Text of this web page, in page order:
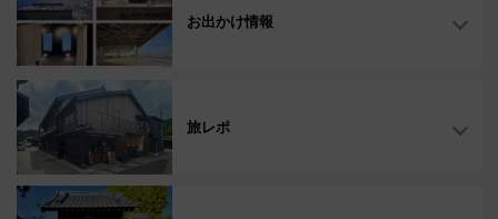
お出かけ情報
旅レポ